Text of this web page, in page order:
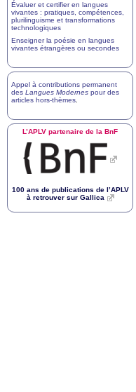
Évaluer et certifier en langues
vivantes : pratiques, compétences,
plurilinguisme et transformations
technologiques
Enseigner la poésie en langues
vivantes étrangères ou secondes
Appel à contributions permanent
des Langues Modernes pour des
articles hors-thèmes
L’APLV partenaire de la BnF
100 ans de publications de l’APLV
à retrouver sur Gallica